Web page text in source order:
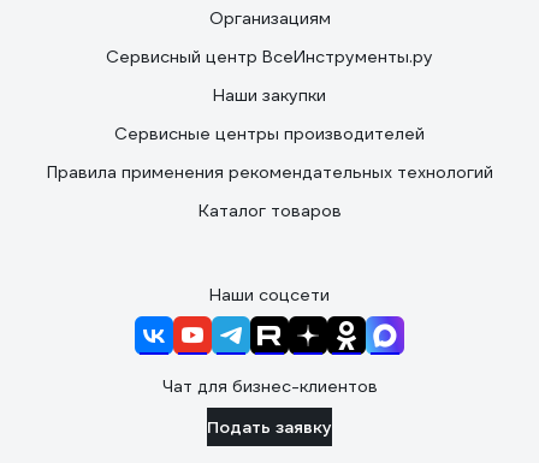
Организациям
Сервисный центр ВсеИнструменты.ру
Наши закупки
Сервисные центры производителей
Правила применения рекомендательных технологий
Каталог товаров
Наши соцсети
Чат для бизнес-клиентов
Подать заявку